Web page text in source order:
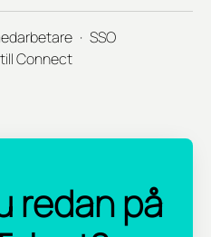
· SSO
Connect
redan på